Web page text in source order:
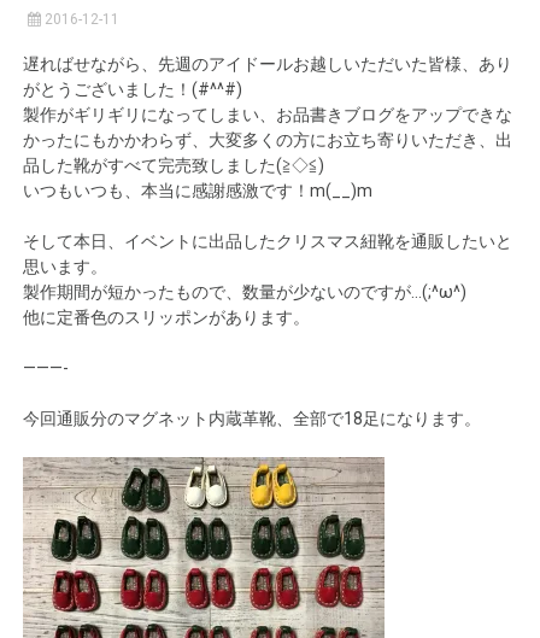
2016-12-11
遅ればせながら、先週のアイドールお越しいただいた皆様、あり
がとうございました！(#^^#)
製作がギリギリになってしまい、お品書きブログをアップできな
かったにもかかわらず、大変多くの方にお立ち寄りいただき、出
品した靴がすべて完売致しました(≧◇≦)
いつもいつも、本当に感謝感激です！m(__)m
そして本日、イベントに出品したクリスマス紐靴を通販したいと
思います。
製作期間が短かったもので、数量が少ないのですが…(;^ω^)
他に定番色のスリッポンがあります。
———-
今回通販分のマグネット内蔵革靴、全部で18足になります。